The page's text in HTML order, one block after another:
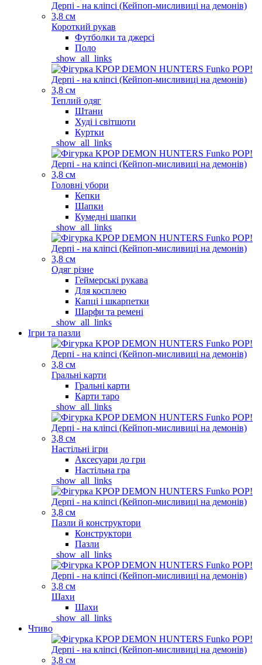
Короткий рукав
Футболки та джерсі
Поло
_show_all_links
Теплий одяг
Штани
Худі і світшоти
Куртки
_show_all_links
Головні убори
Кепки
Шапки
Кумедні шапки
_show_all_links
Одяг різне
Геймерські рукава
Для косплею
Капці і шкарпетки
Шарфи та ремені
_show_all_links
Ігри та пазли
Гральні карти
Гральні карти
Карти таро
_show_all_links
Настільні ігри
Аксесуари до гри
Настільна гра
_show_all_links
Пазли й конструктори
Конструктори
Пазли
_show_all_links
Шахи
Шахи
_show_all_links
Чтиво